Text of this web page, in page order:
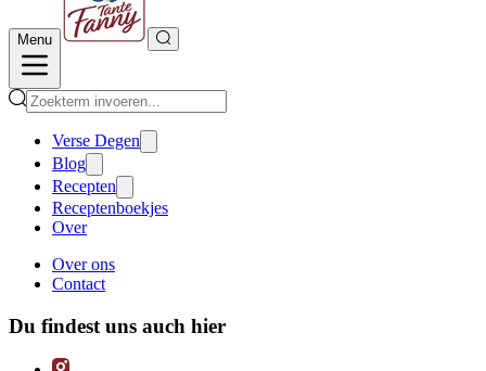
Menu
Verse Degen
Blog
Recepten
Receptenboekjes
Over
Over ons
Contact
Du findest uns auch hier